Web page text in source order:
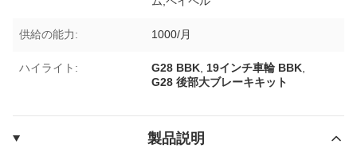
供給の能力: 1000/月
ハイライト: G28 BBK 19インチ車輪 BBK
G28 後部大ブレーキキット
製品説明